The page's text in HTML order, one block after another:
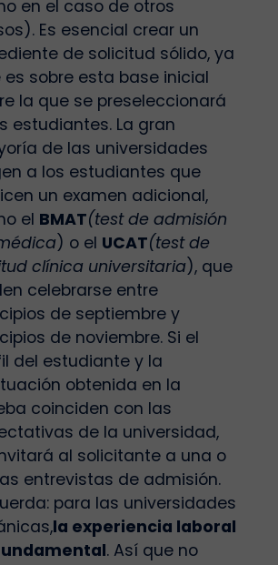
en el caso de otros
Es esencial crear un
de solicitud sólido, ya
es sobre esta base inicial
la que se preseleccionará
estudiantes. La gran
de las universidades
a los estudiantes que
un examen adicional,
el BMAT(test de admisión
) o el UCAT(test de
clínica universitaria), que
celebrarse entre
de septiembre y
de noviembre. Si el
del estudiante y la
obtenida en la
coinciden con las
de la universidad,
al solicitante a una o
entrevistas de admisión.
para las universidades
la experiencia laboral
. Así que no